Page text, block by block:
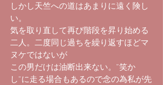
しかし天竺への道はあまりに遠く険し
い。
気を取り直して再び階段を昇り始める
二人。二度同じ過ちを繰り返すほどマ
ヌケではないが
この男だけは油断出来ない。”笑か
し”に走る場合もあるので念の為私が先